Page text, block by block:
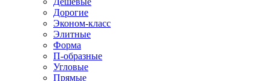
Дорогие
Эконом-класс
Элитные
Форма
П-образные
Угловые
Прямые